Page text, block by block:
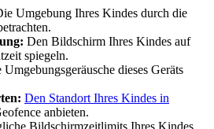
Umgebung Ihres Kindes durch die
Den Bildschirm Ihres Kindes auf
spiegeln.
Umgebungsgeräusche dieses Geräts
Den Standort Ihres Kindes in
anbieten.
Bildschirmzeitlimits Ihres Kindes